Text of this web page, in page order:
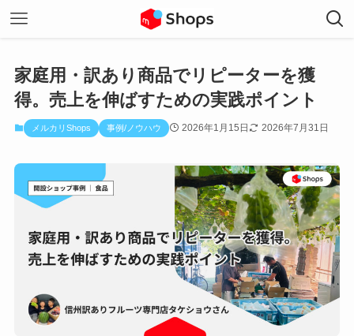
家庭用・訳あり商品でリピーターを獲
得。売上を伸ばすための実践ポイント
メルカリShops 事例/ノウハウ 2026年1月15日 2026年7月31日